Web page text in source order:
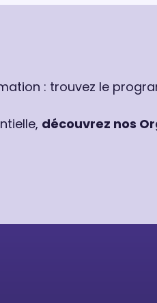
: trouvez le
découvrez nos